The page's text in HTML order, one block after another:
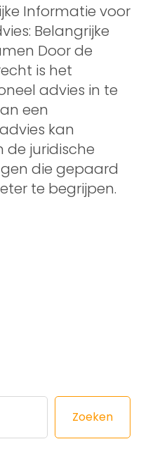
Informatie voor
Belangrijke
Door de
is het
advies in te
een
kan
juridische
die gepaard
te begrijpen.
Zoeken